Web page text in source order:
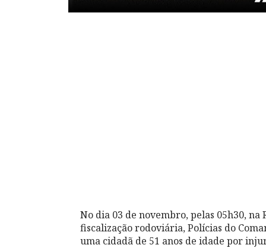
No dia 03 de novembro, pelas 05h30, na
fiscalização rodoviária, Polícias do
uma cidadã de 51 anos de idade por